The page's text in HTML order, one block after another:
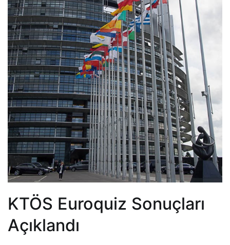
KTÖS Euroquiz Sonuçları
Açıklandı